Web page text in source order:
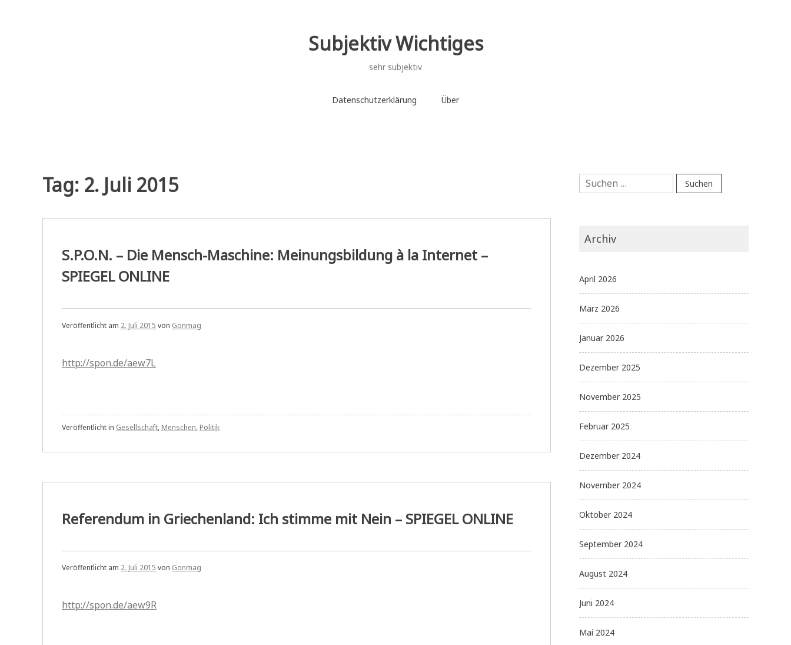
Subjektiv Wichtiges
sehr subjektiv
Datenschutzerklärung Über
Tag: 2. Juli 2015
S.P.O.N. – Die Mensch-Maschine: Meinungsbildung à la Internet –
SPIEGEL ONLINE
Veröffentlicht am 2. Juli 2015 von Gonmag
http://spon.de/aew7L
Veröffentlicht in Gesellschaft, Menschen, Politik
Referendum in Griechenland: Ich stimme mit Nein – SPIEGEL ONLINE
Veröffentlicht am 2. Juli 2015 von Gonmag
http://spon.de/aew9R
Suchen
nach:
Archiv
April 2026
März 2026
Januar 2026
Dezember 2025
November 2025
Februar 2025
Dezember 2024
November 2024
Oktober 2024
September 2024
August 2024
Juni 2024
Mai 2024